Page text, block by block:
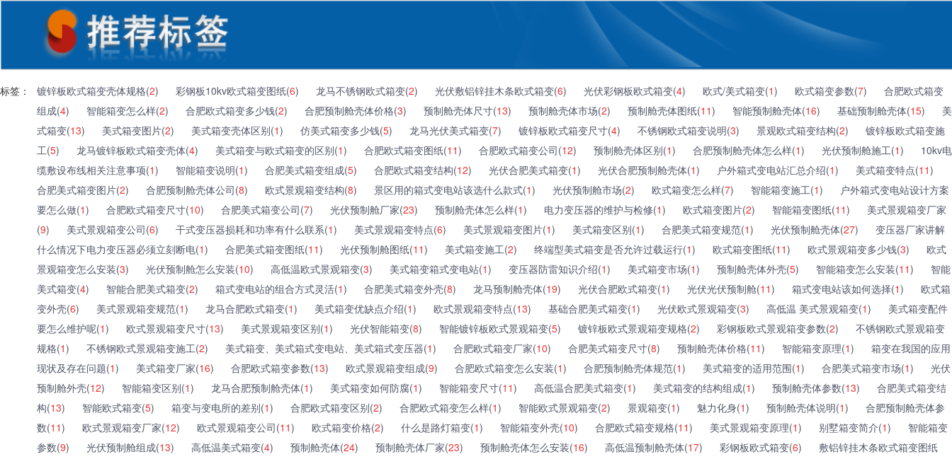
标签： 镀锌板欧式箱变壳体规格(2) 彩钢板10kv欧式箱变图纸(6) 龙马不锈钢欧式箱变(2) 光伏敷铝锌挂木条欧式箱变(6) 光伏彩钢板欧式箱变(4) 欧式/美式箱变(1) 欧式箱变参数(7)
合肥欧式箱变
组成(4) 智能箱变怎么样(2) 合肥欧式箱变多少钱(2) 合肥预制舱壳体价格(3) 预制舱壳体尺寸(13) 预制舱壳体市场(2) 预制舱壳体图纸(11) 智能预制舱壳体(16) 基础预制舱壳体(15)
美
式箱变(13) 美式箱变图片(2) 美式箱变壳体区别(1) 仿美式箱变多少钱(5) 龙马光伏美式箱变(7) 镀锌板欧式箱变尺寸(4) 不锈钢欧式箱变说明(3) 景观欧式箱变结构(2)
镀锌板欧式箱变施
工(5) 龙马镀锌板欧式箱变壳体(4) 美式箱变与欧式箱变的区别(1) 合肥欧式箱变图纸(11) 合肥欧式箱变公司(12) 预制舱壳体区别(1) 合肥预制舱壳体怎么样(1) 光伏预制舱施工(1)
10kv电
缆敷设布线相关注意事项(1) 智能箱变说明(1) 合肥美式箱变组成(5) 合肥欧式箱变结构(12) 光伏合肥美式箱变(1) 光伏合肥预制舱壳体(1) 户外箱式变电站汇总介绍(1) 美式箱变特点(11)
合肥美式箱变图片(2) 合肥预制舱壳体公司(8) 欧式景观箱变结构(8) 景区用的箱式变电站该选什么款式(1) 光伏预制舱市场(2) 欧式箱变怎么样(7) 智能箱变施工(1)
户外箱式变电站设计方案
要怎么做(1) 合肥欧式箱变尺寸(10) 合肥美式箱变公司(7) 光伏预制舱厂家(23) 预制舱壳体怎么样(1) 电力变压器的维护与检修(1) 欧式箱变图片(2) 智能箱变图纸(11)
美式景观箱变厂家
(9) 美式景观箱变公司(6) 干式变压器损耗和功率有什么联系(1) 美式景观箱变特点(6) 美式景观箱变图片(1) 美式箱变区别(1) 合肥美式箱变规范(1) 光伏预制舱壳体(27)
变压器厂家讲解
什么情况下电力变压器必须立刻断电(1) 合肥美式箱变图纸(11) 光伏预制舱图纸(11) 美式箱变施工(2) 终端型美式箱变是否允许过载运行(1) 欧式箱变图纸(11) 欧式景观箱变多少钱(3)
欧式
景观箱变怎么安装(3) 光伏预制舱怎么安装(10) 高低温欧式景观箱变(3) 美式箱变箱式变电站(1) 变压器防雷知识介绍(1) 美式箱变市场(1) 预制舱壳体外壳(5) 智能箱变怎么安装(11)
智能
美式箱变(4) 智能合肥美式箱变(2) 箱式变电站的组合方式灵活(1) 合肥美式箱变外壳(8) 龙马预制舱壳体(19) 光伏合肥欧式箱变(1) 光伏光伏预制舱(11) 箱式变电站该如何选择(1)
欧式箱
变外壳(6) 美式景观箱变规范(1) 龙马合肥欧式箱变(1) 美式箱变优缺点介绍(1) 欧式景观箱变特点(13) 基础合肥美式箱变(1) 光伏欧式景观箱变(3) 高低温 美式景观箱变(1)
美式箱变配件
要怎么维护呢(1) 欧式景观箱变尺寸(13) 美式景观箱变区别(1) 光伏智能箱变(8) 智能镀锌板欧式景观箱变(5) 镀锌板欧式景观箱变规格(2) 彩钢板欧式景观箱变参数(2)
不锈钢欧式景观箱变
规格(1) 不锈钢欧式景观箱变施工(2) 美式箱变、美式箱式变电站、美式箱式变压器(1) 合肥欧式箱变厂家(10) 合肥美式箱变尺寸(8) 预制舱壳体价格(11) 智能箱变原理(1)
箱变在我国的应用
现状及存在问题(1) 美式箱变厂家(16) 合肥欧式箱变参数(13) 欧式景观箱变组成(9) 合肥欧式箱变怎么安装(1) 合肥预制舱壳体规范(1) 美式箱变的适用范围(1) 合肥美式箱变市场(1)
光伏
预制舱外壳(12) 智能箱变区别(1) 龙马合肥预制舱壳体(1) 美式箱变如何防腐(1) 智能箱变尺寸(11) 高低温合肥美式箱变(1) 美式箱变的结构组成(1) 预制舱壳体参数(13)
合肥美式箱变结
构(13) 智能欧式箱变(5) 箱变与变电所的差别(1) 合肥欧式箱变区别(2) 合肥欧式箱变怎么样(1) 智能欧式景观箱变(2) 景观箱变(1) 魅力化身(1) 预制舱壳体说明(1)
合肥预制舱壳体参
数(11) 欧式景观箱变厂家(12) 欧式景观箱变公司(11) 欧式箱变价格(2) 什么是路灯箱变(1) 智能箱变外壳(10) 合肥欧式箱变规格(11) 美式景观箱变原理(1) 别墅箱变简介(1)
智能箱变
参数(9) 光伏预制舱组成(13) 高低温美式箱变(4) 预制舱壳体(24) 预制舱壳体厂家(23) 预制舱壳体怎么安装(16) 高低温预制舱壳体(17) 彩钢板欧式箱变(6)
敷铝锌挂木条欧式箱变图纸